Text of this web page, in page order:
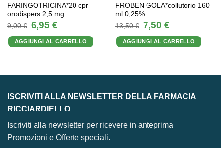
FARINGOTRICINA*20 cpr
orodispers 2,5 mg
9,00€ Il
prezzo
originale
era:
9,00 €.
6,95 €Il
prezzo
attuale
è:
6,95 €.
AGGIUNGI AL CARRELLO
FROBEN GOLA*collutorio 160
ml 0,25%
13,50€ Il
prezzo
originale
era:
13,50 €.
7,50 €Il
prezzo
attuale
è:
7,50 €.
AGGIUNGI AL CARRELLO
ISCRIVITI ALLA NEWSLETTER DELLA FARMACIA
RICCIARDIELLO
Iscriviti alla newsletter per ricevere in anteprima
Promozioni e Offerte speciali.